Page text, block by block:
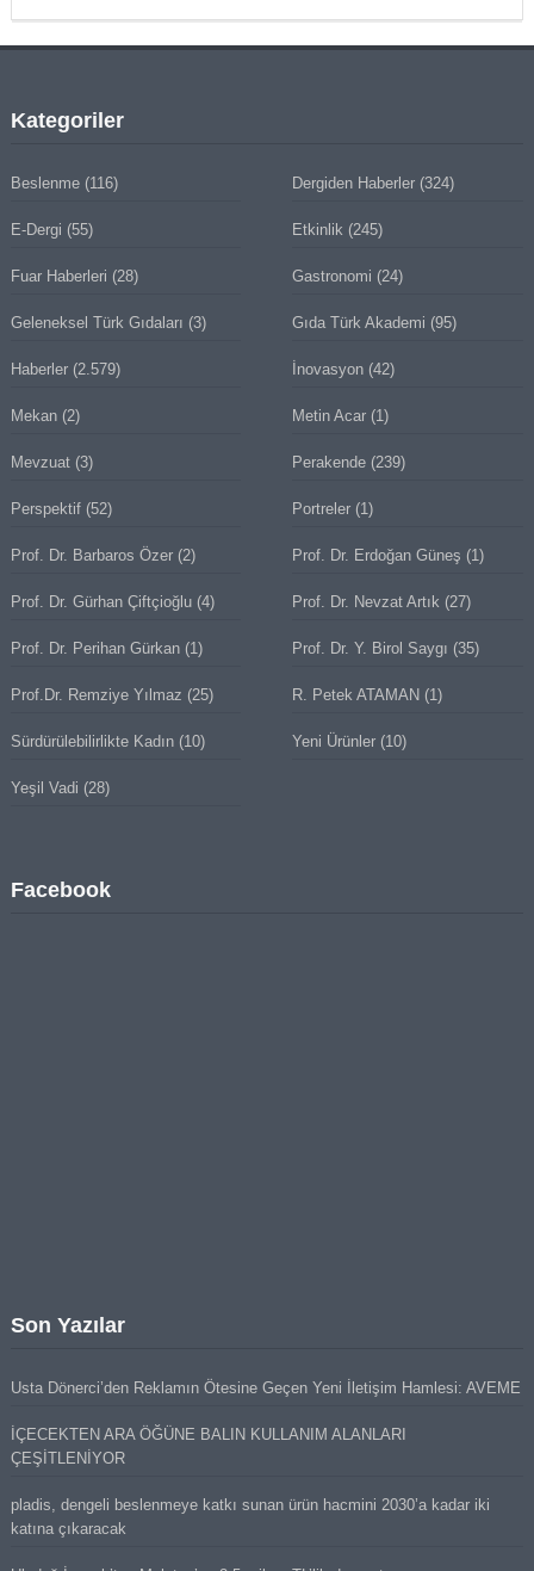
Kategoriler
Beslenme(116) Dergiden Haberler (324)
E-Dergi (55) Etkinlik (245)
Fuar Haberleri (28) Gastronomi (24)
Geleneksel Türk Gıdaları (3) Gıda Türk Akademi (95)
Haberler(2.579) İnovasyon (42)
Mekan(2) Metin Acar (1)
Mevzuat(3) Perakende (239)
Perspektif(52) Portreler (1)
Prof. Dr. Barbaros Özer(2) Prof. Dr. Erdoğan Güneş (1)
Prof. Dr. Gürhan Çiftçioğlu(4) Prof. Dr. Nevzat Artık (27)
Prof. Dr. Perihan Gürkan(1) Prof. Dr. Y. Birol Saygı (35)
Prof.Dr. Remziye Yılmaz (25) R. Petek ATAMAN (1)
Sürdürülebilirlikte Kadın(10) Yeni Ürünler (10)
Yeşil Vadi (28)
Facebook
Son Yazılar
Usta Dönerci’den Reklamın Ötesine Geçen Yeni İletişim Hamlesi: AVEME
İÇECEKTEN ARA ÖĞÜNE BALIN KULLANIM ALANLARI
ÇEŞİTLENİYOR
pladis, dengeli beslenmeye katkı sunan ürün hacmini 2030’a kadar iki
katına çıkaracak